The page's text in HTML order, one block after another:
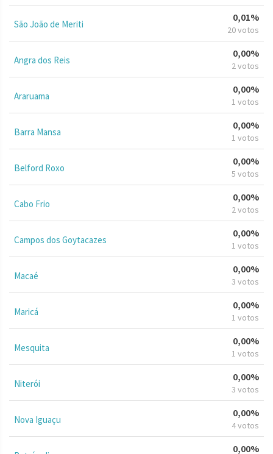
São João de Meriti
0,01%
20 votos
Angra dos Reis
0,00%
2 votos
Araruama
0,00%
1 votos
Barra Mansa
0,00%
1 votos
Belford Roxo
0,00%
5 votos
Cabo Frio
0,00%
2 votos
Campos dos Goytacazes
0,00%
1 votos
Macaé
0,00%
3 votos
Maricá
0,00%
1 votos
Mesquita
0,00%
1 votos
Niterói
0,00%
3 votos
Nova Iguaçu
0,00%
4 votos
0,00%